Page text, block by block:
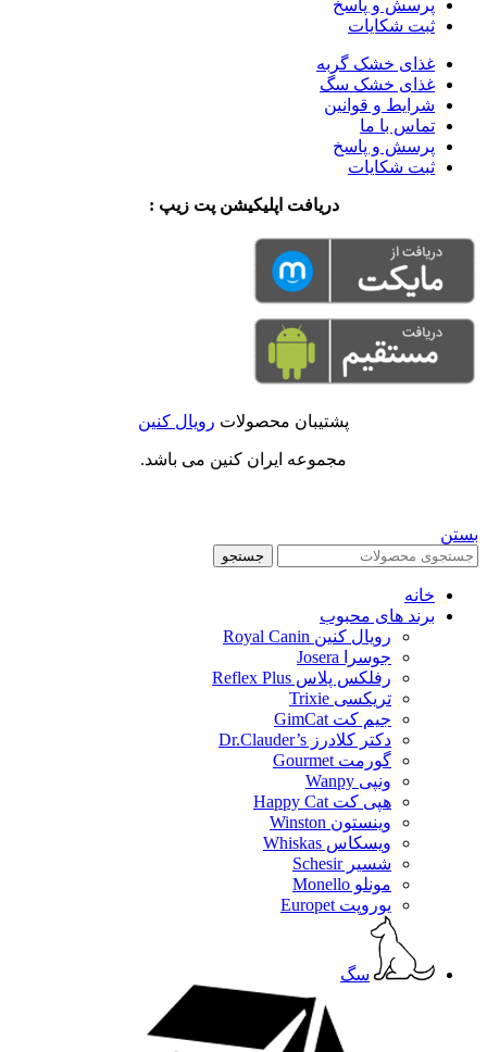
پرسش و پاسخ
ثبت شکایات
غذای خشک گربه
غذای خشک سگ
شرایط و قوانین
تماس با ما
پرسش و پاسخ
ثبت شکایات
دریافت اپلیکیشن پت زیپ :
پشتیبان محصولات رویال کنین
مجموعه ایران کنین می باشد.
بستن
جستجو
خانه
برند های محبوب
رویال کنین Royal Canin
جوسرا Josera
رفلکس پلاس Reflex Plus
تریکسی Trixie
جیم کت GimCat
دکتر کلادرز Dr.Clauder’s
گورمت Gourmet
ونپی Wanpy
هپی کت Happy Cat
وینستون Winston
ویسکاس Whiskas
شسیر Schesir
مونلو Monello
یوروپت Europet
سگ